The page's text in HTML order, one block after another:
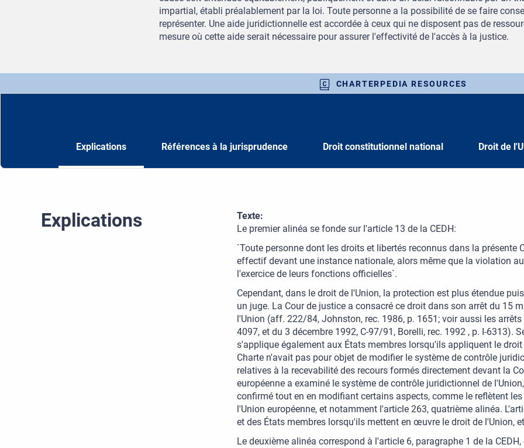
impartial, établi préalablement par la loi. Toute personne a la possibilité de se faire
représenter. Une aide juridictionnelle est accordée à ceux qui ne disposent pas de
mesure où cette aide serait nécessaire pour assurer l'effectivité de l'accès à la justice.
CHARTERPEDIA RESOURCES
Explications Références à la jurisprudence Droit constitutionnel national Droit de
Explications
Texte:
Le premier alinéa se fonde sur l'article 13 de la CEDH:
`Toute personne dont les droits et libertés reconnus dans la
effectif devant une instance nationale, alors même que la violation
l'exercice de leurs fonctions officielles`.
Cependant, dans le droit de l'Union, la protection est plus étendue
un juge. La Cour de justice a consacré ce droit dans son arrêt du 15
l'Union (aff. 222/84, Johnston, rec. 1986, p. 1651; voir aussi les
4097, et du 3 décembre 1992, C-97/91, Borelli, rec. 1992 , p. I-6313).
s'applique également aux États membres lorsqu'ils appliquent le
Charte n'avait pas pour objet de modifier le système de contrôle
relatives à la recevabilité des recours formés directement devant la
européenne a examiné le système de contrôle juridictionnel de
confirmé tout en en modifiant certains aspects, comme le reflètent
l'Union européenne, et notamment l'article 263, quatrième alinéa.
et des États membres lorsqu'ils mettent en œuvre le droit de l'Union,
Le deuxième alinéa correspond à l'article 6, paragraphe 1 de la